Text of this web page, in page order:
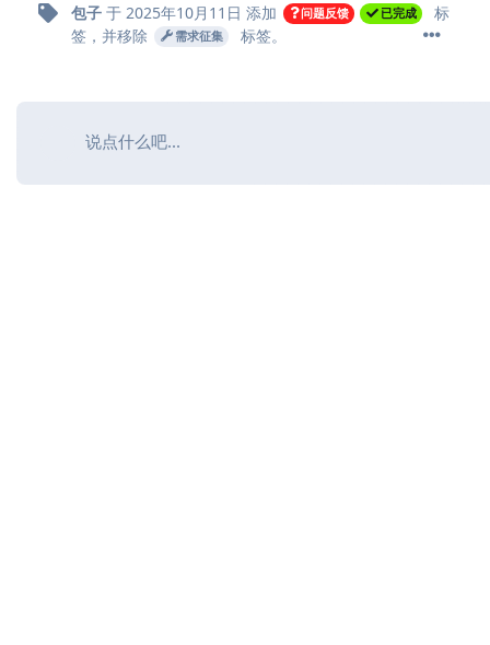
包子 于 2025年10月11日 添加 问题反馈 已完成
标
签 ，并移除 需求征集 标签。
说点什么吧...